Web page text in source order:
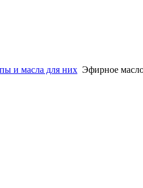
и масла для них Эфирное